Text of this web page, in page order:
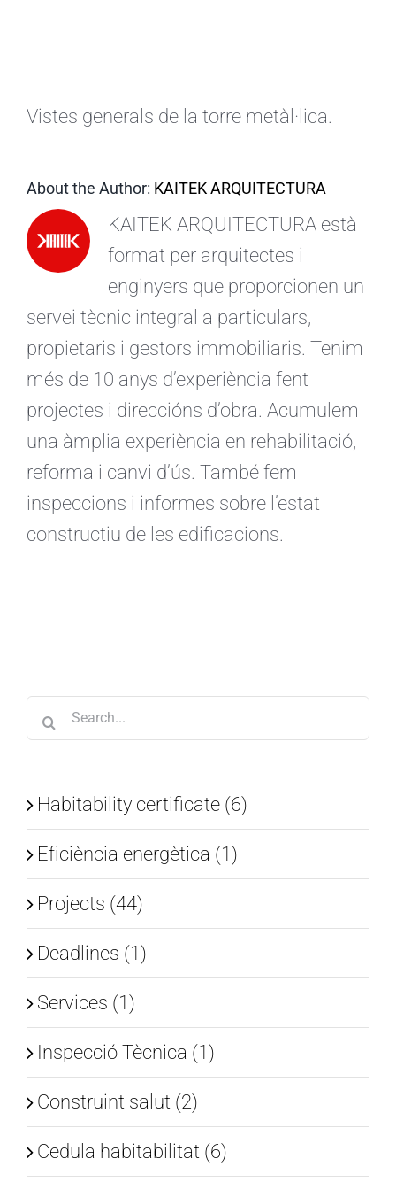
Vistes generals de la torre metàl·lica.
About the Author: KAITEK ARQUITECTURA
KAITEK ARQUITECTURA està
format per arquitectes i
enginyers que proporcionen un
servei tècnic integral a particulars,
propietaris i gestors immobiliaris. Tenim
més de 10 anys d’experiència fent
projectes i direccións d’obra. Acumulem
una àmplia experiència en rehabilitació,
reforma i canvi d’ús. També fem
inspeccions i informes sobre l’estat
constructiu de les edificacions.
Search
for:
Habitability certificate (6)
Eficiència energètica (1)
Projects (44)
Deadlines (1)
Services (1)
Inspecció Tècnica (1)
Construint salut (2)
Cedula habitabilitat (6)